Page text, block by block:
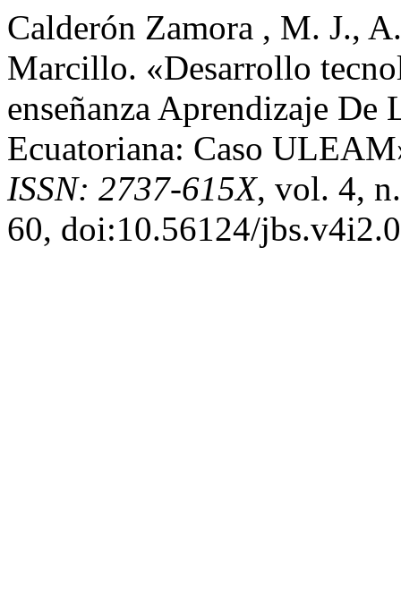
Calderón Zamora , M. J.,
Marcillo. «Desarrollo
enseñanza Aprendizaje De
Ecuatoriana: Caso
ISSN: 2737-615X, vol. 4,
60, doi:10.56124/